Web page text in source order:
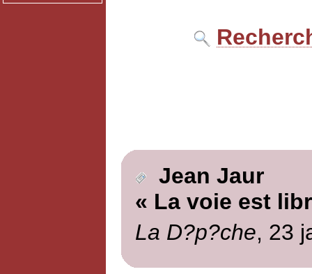
Jean Jaur
« La voie est
La D?p?che, 23